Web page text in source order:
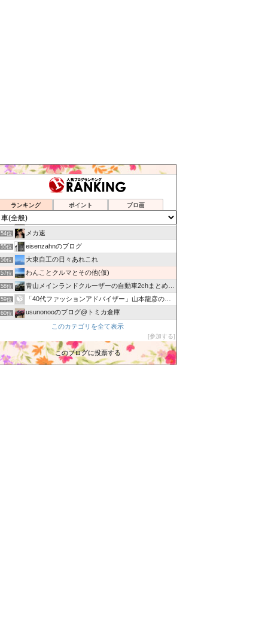
ランキング ポイント ブロ画
ハンダごてな日記
乗ってみたい新車,中古車
52位 HIROMIX BLOG
53位 なんでも情報局
54位 メカ速
55位 eisenzahnのブログ
56位 大東自工の日々あれこれ
57位 わんことクルマとその他(仮)
58位 青山メインランドクルーザーの自動車2chまとめ.com
59位 「40代ファッションアドバイザー」山本龍彦のブログ
60位 usunonooのブログ@トミカ倉庫
新潟塗装職人 カーリペア専門店 轟ＢＯＤY 日々の出来事
63位 カービューティープロ 向井日記
64位 あーぬんブログ
このカテゴリを全て表示
参加する
このブログに投票する